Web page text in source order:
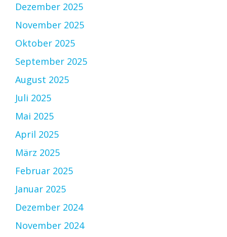
Dezember 2025
November 2025
Oktober 2025
September 2025
August 2025
Juli 2025
Mai 2025
April 2025
März 2025
Februar 2025
Januar 2025
Dezember 2024
November 2024